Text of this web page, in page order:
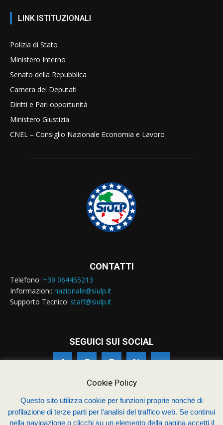
LINK ISTITUZIONALI
Polizia di Stato
Ministero Interno
Senato della Repubblica
Camera dei Deputati
Diritti e Pari opportunità
Ministero Giustizia
CNEL – Consiglio Nazionale Economia e Lavoro
CONTATTI
Telefono: +39 064455213
Informazioni: nazionale@siulp.it
Supporto Tecnico: staff@siulp.it
SEGUICI SUI SOCIAL
© Siulp 2026 - C.F.97014000588 - Realizzato dastudio4s.com
Cookie Policy
Questo sito utilizza cookie per funzioni proprie nonché di
profilazione di terze parti per l'analisi del traffico web. Se continui
nella navigazione o clicchi su un elemento della pagina accetti il